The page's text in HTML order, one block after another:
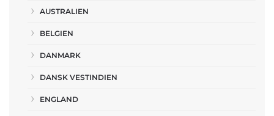
AUSTRALIEN
BELGIEN
DANMARK
DANSK VESTINDIEN
ENGLAND